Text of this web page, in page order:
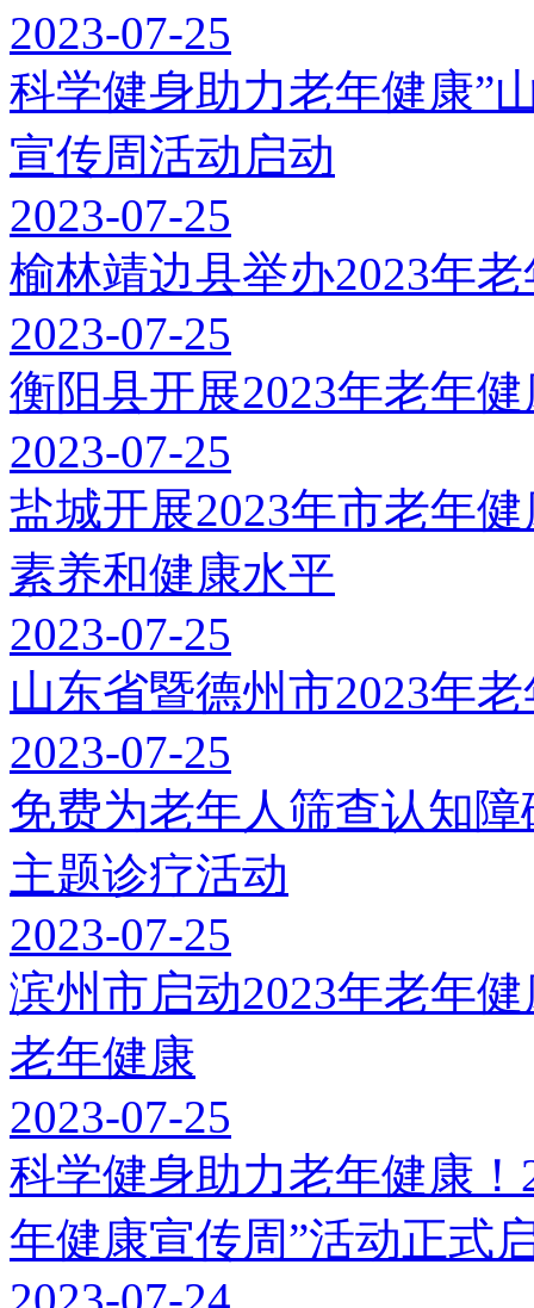
2023-07-25
科学健身助力老年健康”
宣传周活动启动
2023-07-25
榆林靖边县举办2023年
2023-07-25
衡阳县开展2023年老年
2023-07-25
盐城开展2023年市老年
素养和健康水平
2023-07-25
山东省暨德州市2023年
2023-07-25
免费为老年人筛查认知
主题诊疗活动
2023-07-25
滨州市启动2023年老年
老年健康
2023-07-25
科学健身助力老年健康
年健康宣传周”活动正式